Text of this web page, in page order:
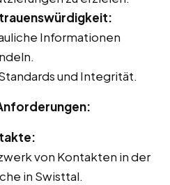
Informationen
und Integrität.
von Kontakten in der
in Swisttal.